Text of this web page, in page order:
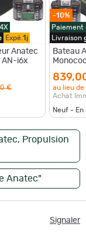
Expé. 1j
Anatec
AN-i6x
€
-10%
Livraison
Bateau
au lieu de
Achat
Neuf - En
Propulsion
Anatec"
Signaler